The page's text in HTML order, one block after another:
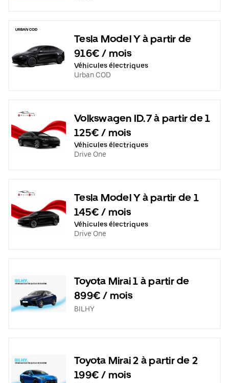
Tesla Model Y à partir de
916€ / mois
Véhicules électriques
Urban COD
Volkswagen ID.7 à partir de 1
125€ / mois
Véhicules électriques
Drive One
Tesla Model Y à partir de 1
145€ / mois
Véhicules électriques
Drive One
Toyota Mirai 1 à partir de
899€ / mois
BILHY
Toyota Mirai 2 à partir de 2
199€ / mois